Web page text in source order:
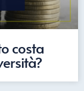
costa